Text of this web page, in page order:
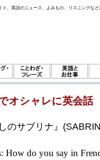
。英語のニュース、よみもの、リスニングな
オシャレに英会話
しのサブリナ』
How do you say in